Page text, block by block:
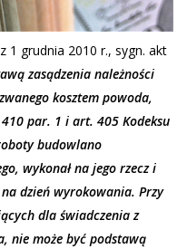
1 grudnia 2010 r., sygn. akt
zasądzenia należności
kosztem powoda,
par. 1 i art. 405 Kodeksu
budowlano
wykonał na jego rzecz i
dzień wyrokowania. Przy
dla świadczenia z
nie może być podstawą